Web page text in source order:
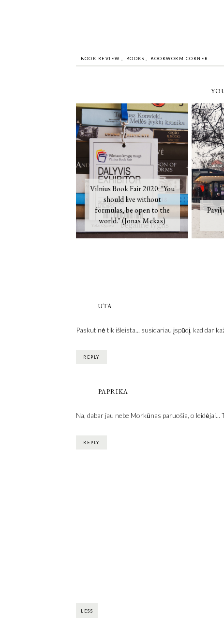
BOOK REVIEW BOOKS BOOKWORM CORNER
Vilnius Book Fair 2020: "You
should live without
formulas, be open to the
world." (Jonas Mekas)
UTA
Paskutinė tik išleista... susidariau įspūdį, kad dar
REPLY
PAPRIKA
Na, dabar jau nebe Morkūnas paruošia, o
REPLY
LESS